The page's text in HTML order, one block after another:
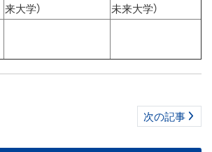
来大学）
未来大学）
次の記事